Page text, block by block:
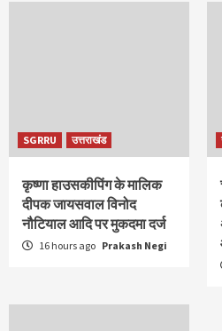
SGRRU उत्तराखंड
कृष्णा हाउसकीपिंग के मालिक
दीपक जायसवाल विनोद
नौटियाल आदि पर मुकदमा दर्ज
16 hours ago Prakash Negi